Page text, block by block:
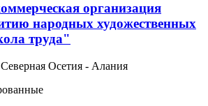
организация
народных художественных
труда"
Осетия - Алания